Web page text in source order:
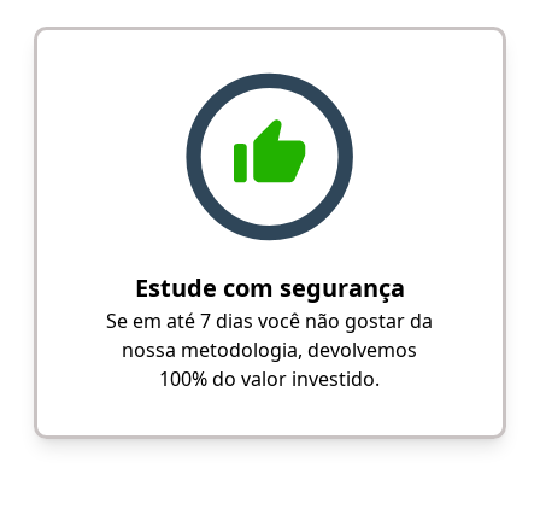
Estude com segurança
Se em até 7 dias você não gostar da
nossa metodologia, devolvemos
100% do valor investido.